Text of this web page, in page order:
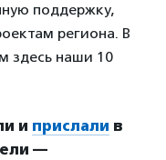
поддержку,
региона. В
здесь наши 10
и прислали в
—